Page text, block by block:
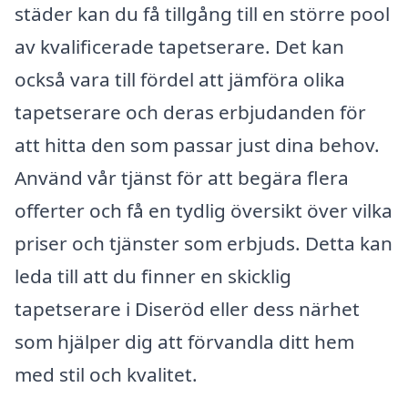
städer kan du få tillgång till en större pool
av kvalificerade tapetserare. Det kan
också vara till fördel att jämföra olika
tapetserare och deras erbjudanden för
att hitta den som passar just dina behov.
Använd vår tjänst för att begära flera
offerter och få en tydlig översikt över vilka
priser och tjänster som erbjuds. Detta kan
leda till att du finner en skicklig
tapetserare i Diseröd eller dess närhet
som hjälper dig att förvandla ditt hem
med stil och kvalitet.